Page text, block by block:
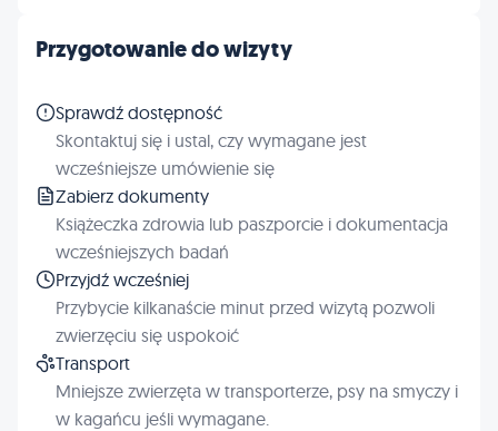
Przygotowanie do wizyty
Sprawdź dostępność
Skontaktuj się i ustal, czy wymagane jest
wcześniejsze umówienie się
Zabierz dokumenty
Książeczka zdrowia lub paszporcie i dokumentacja
wcześniejszych badań
Przyjdź wcześniej
Przybycie kilkanaście minut przed wizytą pozwoli
zwierzęciu się uspokoić
Transport
Mniejsze zwierzęta w transporterze, psy na smyczy i
w kagańcu jeśli wymagane.